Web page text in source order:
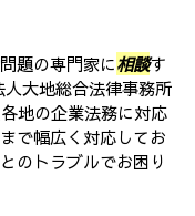
題の専門家に相談す
大地総合法律事務所
地の企業法務に対応
で幅広く対応してお
のトラブルでお困り